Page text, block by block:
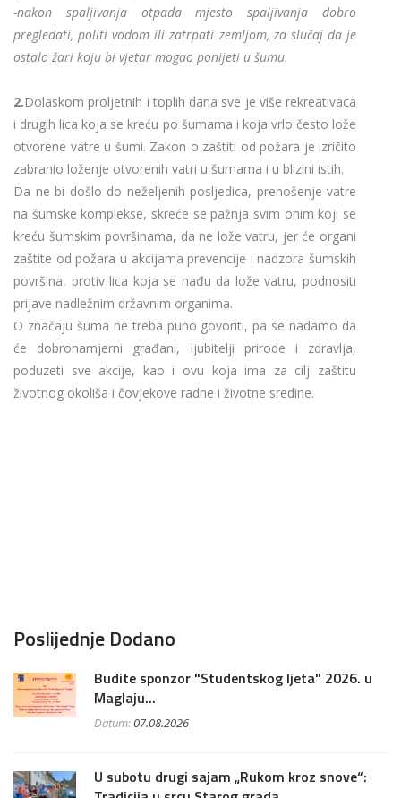
-nakon spaljivanja otpada mjesto spaljivanja dobro
pregledati, politi vodom ili zatrpati zemljom, za slučaj da je
ostalo žari koju bi vjetar mogao ponijeti u šumu.
2.Dolaskom proljetnih i toplih dana sve je više rekreativaca
i drugih lica koja se kreću po šumama i koja vrlo često lože
otvorene vatre u šumi. Zakon o zaštiti od požara je izričito
zabranio loženje otvorenih vatri u šumama i u blizini istih.
Da ne bi došlo do neželjenih posljedica, prenošenje vatre
na šumske komplekse, skreće se pažnja svim onim koji se
kreću šumskim površinama, da ne lože vatru, jer će organi
zaštite od požara u akcijama prevencije i nadzora šumskih
površina, protiv lica koja se nađu da lože vatru, podnositi
prijave nadležnim državnim organima.
O značaju šuma ne treba puno govoriti, pa se nadamo da
će dobronamjerni građani, ljubitelji prirode i zdravlja,
poduzeti sve akcije, kao i ovu koja ima za cilj zaštitu
životnog okoliša i čovjekove radne i životne sredine.
Poslijednje Dodano
Budite sponzor "Studentskog ljeta" 2026. u
Maglaju...
Datum:07.08.2026
U subotu drugi sajam „Rukom kroz snove“: